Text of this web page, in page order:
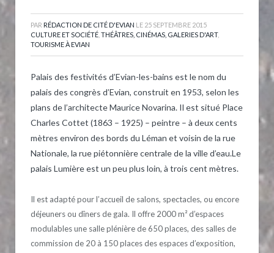
PAR RÉDACTION DE CITÉ D'EVIAN LE 25 SEPTEMBRE 2015
CULTURE ET SOCIÉTÉ THÉÂTRES, CINÉMAS, GALERIES D'ART,
TOURISME À EVIAN
Palais des festivités d’Evian-les-bains est le nom du
palais des congrès d’Evian, construit en 1953, selon les
plans de l’architecte Maurice Novarina. Il est situé Place
Charles Cottet (1863 – 1925) – peintre – à deux cents
mètres environ des bords du Léman et voisin de la rue
Nationale, la rue piétonnière centrale de la ville d’eau.Le
palais Lumière est un peu plus loin, à trois cent mètres.
Il est adapté pour l’accueil de salons, spectacles, ou encore
déjeuners ou dîners de gala. Il offre 2000 m² d’espaces
modulables une salle plénière de 650 places, des salles de
commission de 20 à 150 places des espaces d’exposition,